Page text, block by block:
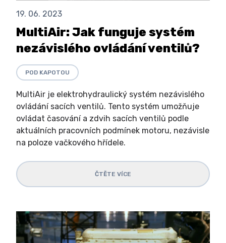
19. 06. 2023
MultiAir: Jak funguje systém
nezávislého ovládání ventilů?
POD KAPOTOU
MultiAir je elektrohydraulický systém nezávislého
ovládání sacích ventilů. Tento systém umožňuje
ovládat časování a zdvih sacích ventilů podle
aktuálních pracovních podmínek motoru, nezávisle
na poloze vačkového hřídele.
ČTĚTE VÍCE